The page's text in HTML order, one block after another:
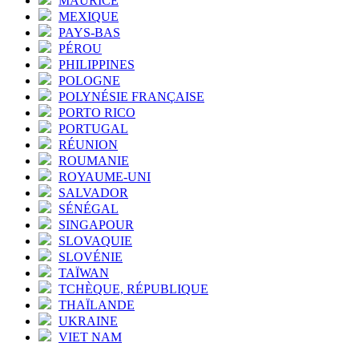
MEXIQUE
PAYS-BAS
PÉROU
PHILIPPINES
POLOGNE
POLYNÉSIE FRANÇAISE
PORTO RICO
PORTUGAL
RÉUNION
ROUMANIE
ROYAUME-UNI
SALVADOR
SÉNÉGAL
SINGAPOUR
SLOVAQUIE
SLOVÉNIE
TAÏWAN
TCHÈQUE, RÉPUBLIQUE
THAÏLANDE
UKRAINE
VIET NAM